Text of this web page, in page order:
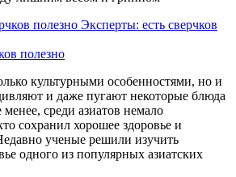
Эксперты: есть сверчков
полезно
культурными особенностями, но и
и даже пугают некоторые блюда
среди азиатов немало
сохранил хорошее здоровье и
ученые решили изучить
одного из популярных азиатских